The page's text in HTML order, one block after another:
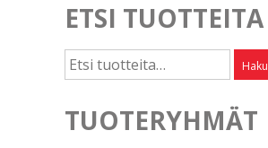
ETSI TUOTTEITA
Etsi: Haku
TUOTERYHMÄT